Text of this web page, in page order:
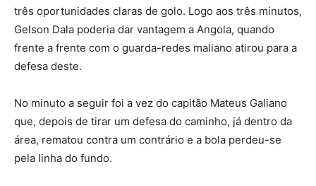
três oportunidades claras de golo. Logo aos três minutos,
Gelson Dala poderia dar vantagem a Angola, quando
frente a frente com o guarda-redes maliano atirou para a
defesa deste.
No minuto a seguir foi a vez do capitão Mateus Galiano
que, depois de tirar um defesa do caminho, já dentro da
área, rematou contra um contrário e a bola perdeu-se
pela linha do fundo.